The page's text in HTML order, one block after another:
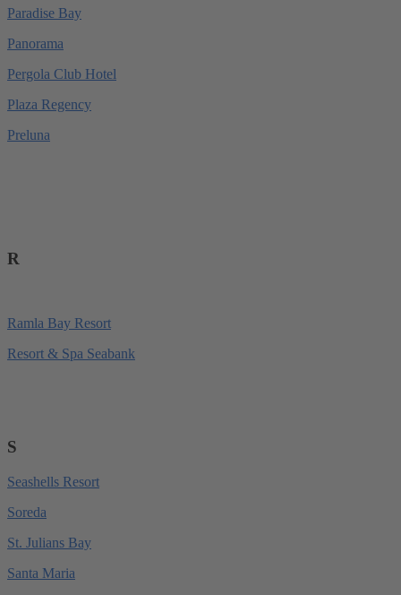
Paradise Bay
Panorama
Pergola Club Hotel
Plaza Regency
Preluna
R
Ramla Bay Resort
Resort & Spa Seabank
S
Seashells Resort
Soreda
St. Julians Bay
Santa Maria